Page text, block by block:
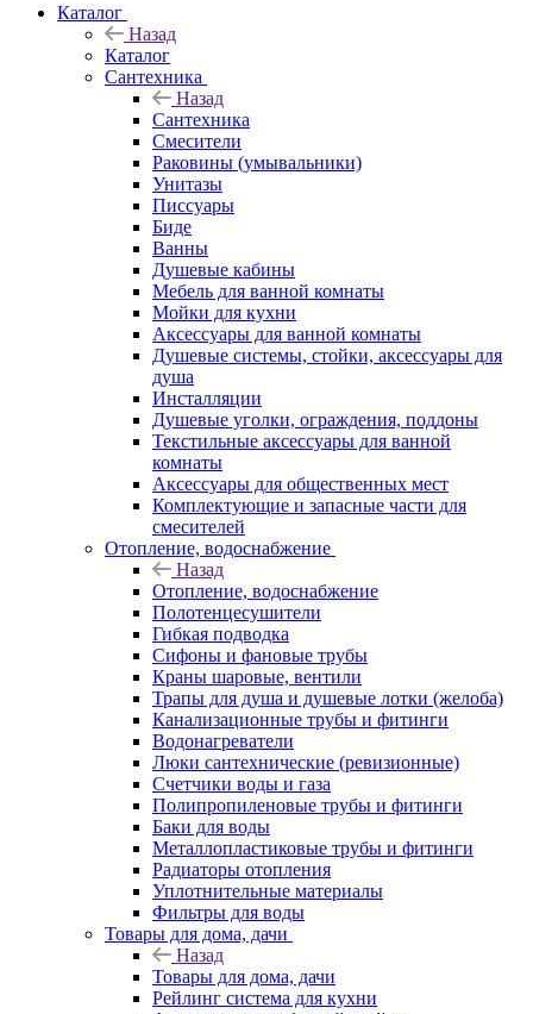
Каталог
Назад
Каталог
Сантехника
Назад
Сантехника
Смесители
Раковины (умывальники)
Унитазы
Писсуары
Биде
Ванны
Душевые кабины
Мебель для ванной комнаты
Мойки для кухни
Аксессуары для ванной комнаты
Душевые системы, стойки, аксессуары для
душа
Инсталляции
Душевые уголки, ограждения, поддоны
Текстильные аксессуары для ванной
комнаты
Аксессуары для общественных мест
Комплектующие и запасные части для
смесителей
Отопление, водоснабжение
Назад
Отопление, водоснабжение
Полотенцесушители
Гибкая подводка
Сифоны и фановые трубы
Краны шаровые, вентили
Трапы для душа и душевые лотки (желоба)
Канализационные трубы и фитинги
Водонагреватели
Люки сантехнические (ревизионные)
Счетчики воды и газа
Полипропиленовые трубы и фитинги
Баки для воды
Металлопластиковые трубы и фитинги
Радиаторы отопления
Уплотнительные материалы
Фильтры для воды
Товары для дома, дачи
Назад
Товары для дома, дачи
Рейлинг система для кухни